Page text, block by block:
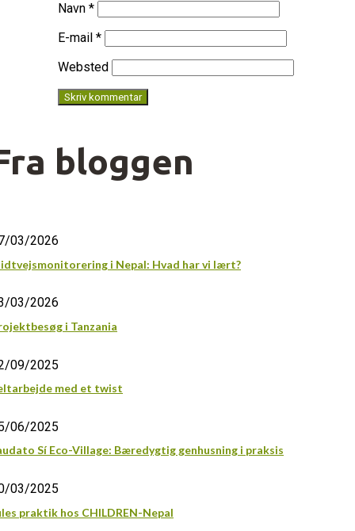
Navn *
E-mail *
Websted
bloggen
03/2026
i Nepal: Hvad har vi lært?
03/2026
i Tanzania
09/2025
med et twist
06/2025
Sí Eco-Village: Bæredygtig genhusning i praksis
03/2025
praktik hos CHILDREN-Nepal